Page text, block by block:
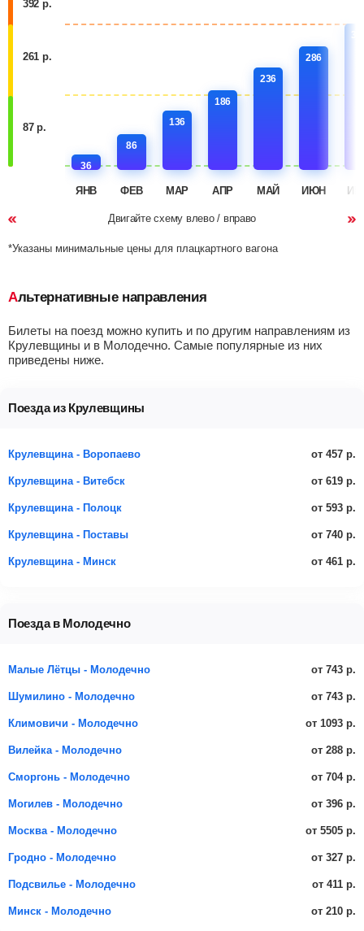
392 р.
261 р.
87 р.
36
ЯНВ
86
ФЕВ
136
МАР
186
АПР
236
МАЙ
286
ИЮН
Двигайте схему влево / вправо
*Указаны минимальные цены для плацкартного вагона
Альтернативные направления
Билеты на поезд можно купить и по другим направлениям из
Крулевщины и в Молодечно. Самые популярные из них
приведены ниже.
Поезда из Крулевщины
Крулевщина - Воропаево от 457 р.
Крулевщина - Витебск от 619 р.
Крулевщина - Полоцк от 593 р.
Крулевщина - Поставы от 740 р.
Крулевщина - Минск от 461 р.
Поезда в Молодечно
Малые Лётцы - Молодечно от 743 р.
Шумилино - Молодечно от 743 р.
Климовичи - Молодечно от 1093 р.
Вилейка - Молодечно от 288 р.
Сморгонь - Молодечно от 704 р.
Могилев - Молодечно от 396 р.
Москва - Молодечно от 5505 р.
Гродно - Молодечно от 327 р.
Подсвилье - Молодечно от 411 р.
Минск - Молодечно от 210 р.